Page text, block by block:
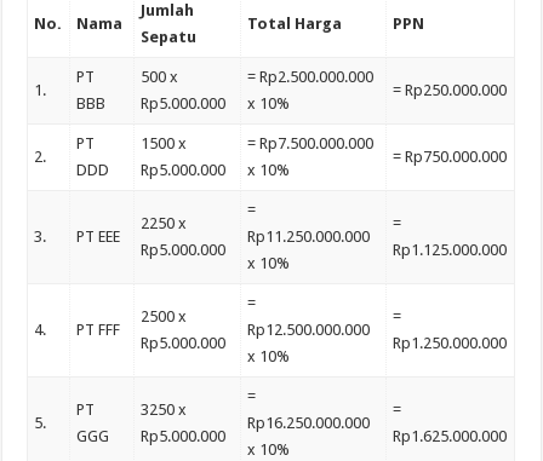
No. Nama
Jumlah
Sepatu
Total Harga PPN
1.
PT
BBB
500 x
Rp5.000.000
= Rp2.500.000.000
x 10%
= Rp250.000.000
2.
PT
DDD
1500 x
Rp5.000.000
= Rp7.500.000.000
x 10%
= Rp750.000.000
3. PT EEE
2250 x
Rp5.000.000
=
Rp11.250.000.000
x 10%
=
Rp1.125.000.000
4. PT FFF
2500 x
Rp5.000.000
=
Rp12.500.000.000
x 10%
=
Rp1.250.000.000
5.
PT
GGG
3250 x
Rp5.000.000
=
Rp16.250.000.000
x 10%
=
Rp1.625.000.000